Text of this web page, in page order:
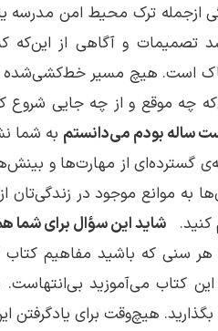
ازجمله ترک محیط امن مدرسه
سد تصمیمات و آگاهی از
است. هیچ مسیر خط‌کشی‌شده
چه موقع و از چه جایی شروع
ساله بودم می‌دانستم به شما
گسترده‌ای از مهارت‌ها و
به موانع موجود در
شاید این سؤال برای شما
هر سنی که باشید مفاهیم کتاب
کتاب می‌آموزید
هیچ‌وقت برای